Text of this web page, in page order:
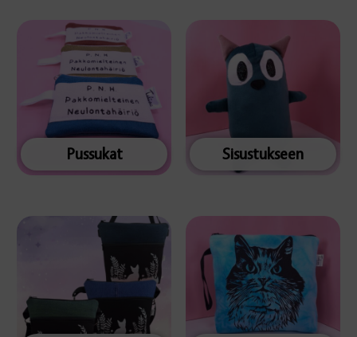
Pussukat Sisustukseen